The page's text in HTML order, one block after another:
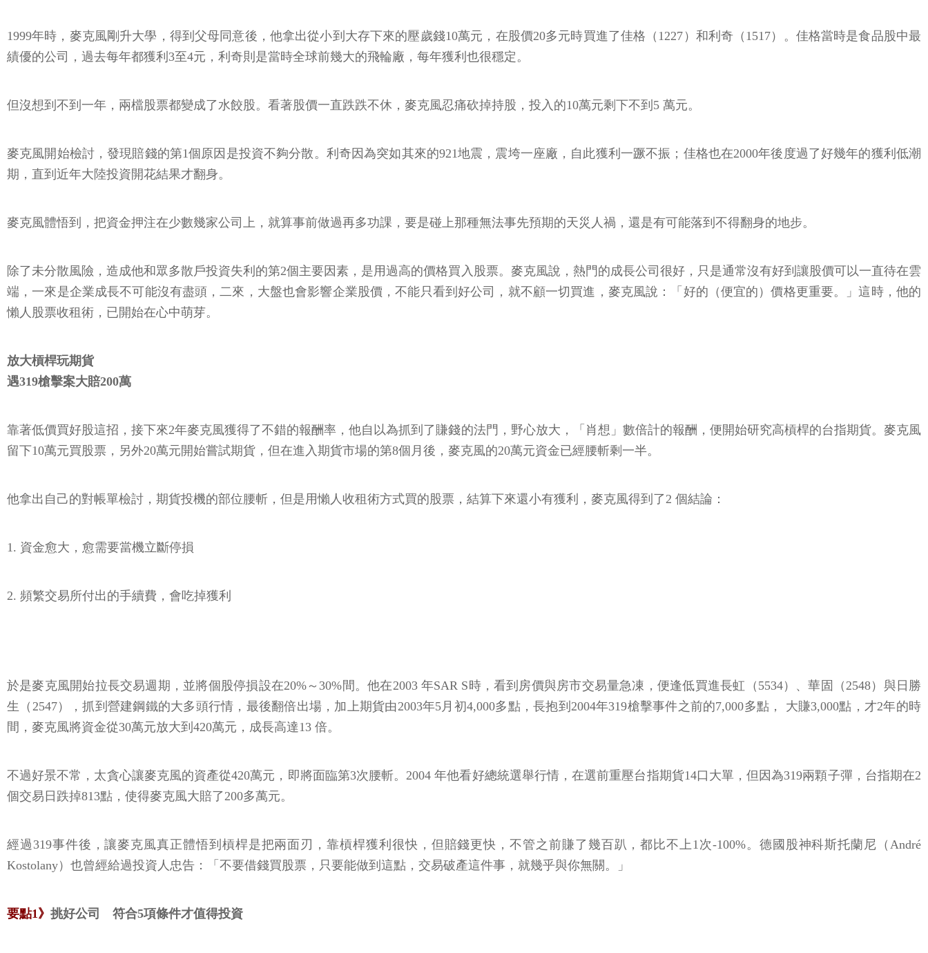
1999年時，麥克風剛升大學，得到父母同意後，他拿出從小到大存下來的壓歲錢10萬元，在股價20多元時買進了佳格（1227）和利奇（1517）。佳格當時是食品股中最
績優的公司，過去每年都獲利3至4元，利奇則是當時全球前幾大的飛輪廠，每年獲利也很穩定。
但沒想到不到一年，兩檔股票都變成了水餃股。看著股價一直跌跌不休，麥克風忍痛砍掉持股，投入的10萬元剩下不到5 萬元。
麥克風開始檢討，發現賠錢的第1個原因是投資不夠分散。利奇因為突如其來的921地震，震垮一座廠，自此獲利一蹶不振；佳格也在2000年後度過了好幾年的獲利低潮
期，直到近年大陸投資開花結果才翻身。
麥克風體悟到，把資金押注在少數幾家公司上，就算事前做過再多功課，要是碰上那種無法事先預期的天災人禍，還是有可能落到不得翻身的地步。
除了未分散風險，造成他和眾多散戶投資失利的第2個主要因素，是用過高的價格買入股票。麥克風說，熱門的成長公司很好，只是通常沒有好到讓股價可以一直待在雲
端，一來是企業成長不可能沒有盡頭，二來，大盤也會影響企業股價，不能只看到好公司，就不顧一切買進，麥克風說：「好的（便宜的）價格更重要。」這時，他的
懶人股票收租術，已開始在心中萌芽。
放大槓桿玩期貨
遇319槍擊案大賠200萬
靠著低價買好股這招，接下來2年麥克風獲得了不錯的報酬率，他自以為抓到了賺錢的法門，野心放大，「肖想」數倍計的報酬，便開始研究高槓桿的台指期貨。麥克風
留下10萬元買股票，另外20萬元開始嘗試期貨，但在進入期貨市場的第8個月後，麥克風的20萬元資金已經腰斬剩一半。
他拿出自己的對帳單檢討，期貨投機的部位腰斬，但是用懶人收租術方式買的股票，結算下來還小有獲利，麥克風得到了2 個結論：
1. 資金愈大，愈需要當機立斷停損
2. 頻繁交易所付出的手續費，會吃掉獲利
於是麥克風開始拉長交易週期，並將個股停損設在20%～30%間。他在2003 年SAR S時，看到房價與房市交易量急凍，便逢低買進長虹（5534）、華固（2548）與日勝
生（2547），抓到營建鋼鐵的大多頭行情，最後翻倍出場，加上期貨由2003年5月初4,000多點，長抱到2004年319槍擊事件之前的7,000多點， 大賺3,000點，才2年的時
間，麥克風將資金從30萬元放大到420萬元，成長高達13 倍。
不過好景不常，太貪心讓麥克風的資產從420萬元，即將面臨第3次腰斬。2004 年他看好總統選舉行情，在選前重壓台指期貨14口大單，但因為319兩顆子彈，台指期在2
個交易日跌掉813點，使得麥克風大賠了200多萬元。
經過319事件後，讓麥克風真正體悟到槓桿是把兩面刃，靠槓桿獲利很快，但賠錢更快，不管之前賺了幾百趴，都比不上1次-100%。德國股神科斯托蘭尼（André
Kostolany）也曾經給過投資人忠告：「不要借錢買股票，只要能做到這點，交易破產這件事，就幾乎與你無關。」
要點1》 挑好公司 符合5項條件才值得投資